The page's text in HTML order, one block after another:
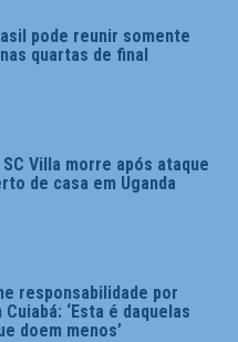
pode reunir somente
quartas de final
Villa morre após ataque
de casa em Uganda
responsabilidade por
‘Esta é daquelas
doem menos’